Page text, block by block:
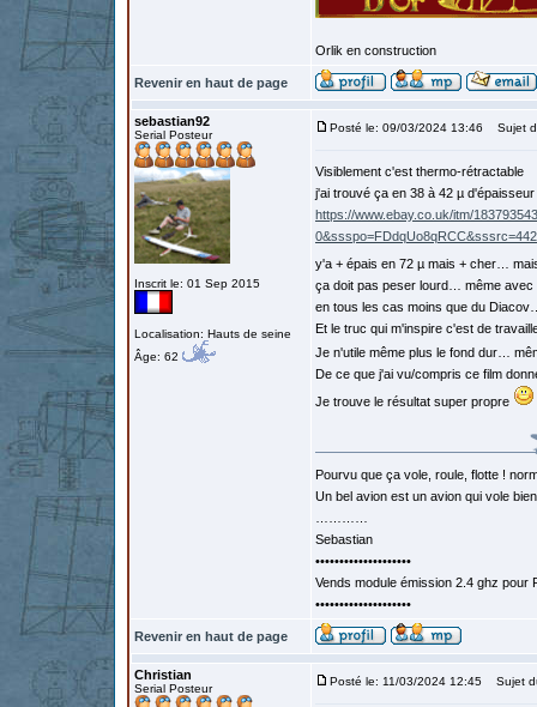
Orlik en construction
Revenir en haut de page
sebastian92
Serial Posteur
Inscrit le: 01 Sep 2015
Localisation: Hauts de seine
Âge: 62
Posté le: 09/03/2024 13:46 Sujet
Visiblement c'est thermo-rétractable
j'ai trouvé ça en 38 à 42 µ
https://www.ebay.co.uk/itm/
y'a + épais en 72 µ mais + cher…
ça doit pas peser lourd… même
en tous les cas moins que du
Et le truc qui m'inspire c'est de
Je n'utile même plus le fond dur…
De ce que j'ai vu/compris ce film
Je trouve le résultat super propre
Pourvu que ça vole, roule, flotte !
Un bel avion est un avion qui vole
Sebastian
••••••••••••••••••••
Vends module émission 2.4 ghz
••••••••••••••••••••
Revenir en haut de page
Christian
Serial Posteur
Posté le: 11/03/2024 12:45 Sujet